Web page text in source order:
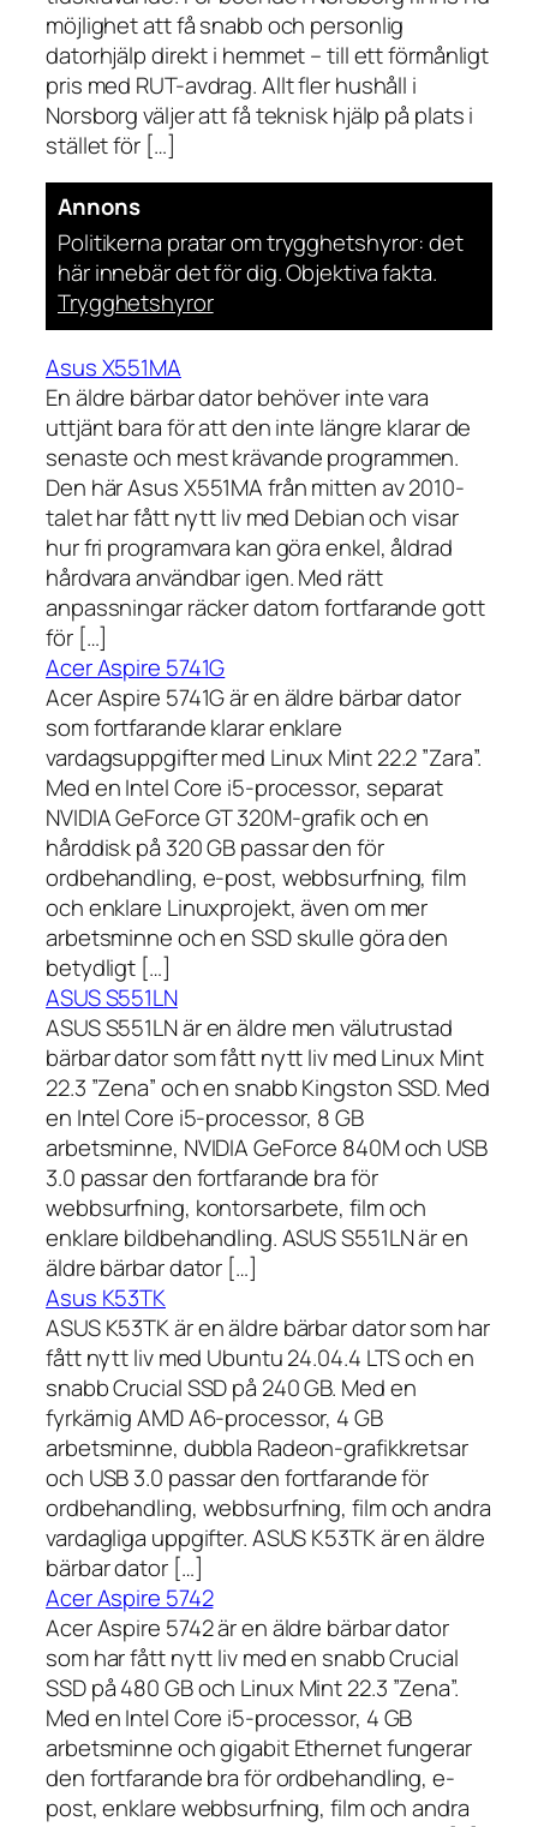
möjlighet att få snabb och personlig
datorhjälp direkt i hemmet – till ett förmånligt
pris med RUT-avdrag. Allt fler hushåll i
Norsborg väljer att få teknisk hjälp på plats i
stället för […]
Annons
Politikerna pratar om trygghetshyror: det
här innebär det för dig. Objektiva fakta.
Trygghetshyror
Asus X551MA
En äldre bärbar dator behöver inte vara
uttjänt bara för att den inte längre klarar de
senaste och mest krävande programmen.
Den här Asus X551MA från mitten av 2010-
talet har fått nytt liv med Debian och visar
hur fri programvara kan göra enkel, åldrad
hårdvara användbar igen. Med rätt
anpassningar räcker datorn fortfarande gott
för […]
Acer Aspire 5741G
Acer Aspire 5741G är en äldre bärbar dator
som fortfarande klarar enklare
vardagsuppgifter med Linux Mint 22.2 ”Zara”.
Med en Intel Core i5-processor, separat
NVIDIA GeForce GT 320M-grafik och en
hårddisk på 320 GB passar den för
ordbehandling, e-post, webbsurfning, film
och enklare Linuxprojekt, även om mer
arbetsminne och en SSD skulle göra den
betydligt […]
ASUS S551LN
ASUS S551LN är en äldre men välutrustad
bärbar dator som fått nytt liv med Linux Mint
22.3 ”Zena” och en snabb Kingston SSD. Med
en Intel Core i5-processor, 8 GB
arbetsminne, NVIDIA GeForce 840M och USB
3.0 passar den fortfarande bra för
webbsurfning, kontorsarbete, film och
enklare bildbehandling. ASUS S551LN är en
äldre bärbar dator […]
Asus K53TK
ASUS K53TK är en äldre bärbar dator som har
fått nytt liv med Ubuntu 24.04.4 LTS och en
snabb Crucial SSD på 240 GB. Med en
fyrkärnig AMD A6-processor, 4 GB
arbetsminne, dubbla Radeon-grafikkretsar
och USB 3.0 passar den fortfarande för
ordbehandling, webbsurfning, film och andra
vardagliga uppgifter. ASUS K53TK är en äldre
bärbar dator […]
Acer Aspire 5742
Acer Aspire 5742 är en äldre bärbar dator
som har fått nytt liv med en snabb Crucial
SSD på 480 GB och Linux Mint 22.3 ”Zena”.
Med en Intel Core i5-processor, 4 GB
arbetsminne och gigabit Ethernet fungerar
den fortfarande bra för ordbehandling, e-
post, enklare webbsurfning, film och andra